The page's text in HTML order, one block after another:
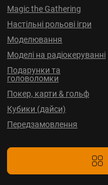
Magic the Gathering
Настільні рольові ігри
Моделювання
Моделі на радіокеруванні
Подарунки та
головоломки
Покер, карти & гольф
Кубики (дайси)
Передзамовлення